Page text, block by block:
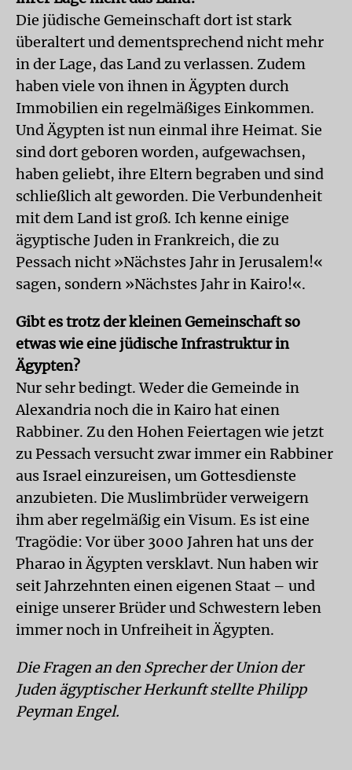
Die jüdische Gemeinschaft dort ist stark
überaltert und dementsprechend nicht mehr
in der Lage, das Land zu verlassen. Zudem
haben viele von ihnen in Ägypten durch
Immobilien ein regelmäßiges Einkommen.
Und Ägypten ist nun einmal ihre Heimat. Sie
sind dort geboren worden, aufgewachsen,
haben geliebt, ihre Eltern begraben und sind
schließlich alt geworden. Die Verbundenheit
mit dem Land ist groß. Ich kenne einige
ägyptische Juden in Frankreich, die zu
Pessach nicht »Nächstes Jahr in Jerusalem!«
sagen, sondern »Nächstes Jahr in Kairo!«.
Gibt es trotz der kleinen Gemeinschaft so
etwas wie eine jüdische Infrastruktur in
Ägypten?
Nur sehr bedingt. Weder die Gemeinde in
Alexandria noch die in Kairo hat einen
Rabbiner. Zu den Hohen Feiertagen wie jetzt
zu Pessach versucht zwar immer ein Rabbiner
aus Israel einzureisen, um Gottesdienste
anzubieten. Die Muslimbrüder verweigern
ihm aber regelmäßig ein Visum. Es ist eine
Tragödie: Vor über 3000 Jahren hat uns der
Pharao in Ägypten versklavt. Nun haben wir
seit Jahrzehnten einen eigenen Staat – und
einige unserer Brüder und Schwestern leben
immer noch in Unfreiheit in Ägypten.
Die Fragen an den Sprecher der Union der
Juden ägyptischer Herkunft stellte Philipp
Peyman Engel.